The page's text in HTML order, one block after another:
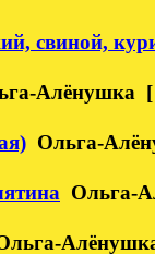
свиной,
Алёнушка [
Ольга-
Ольга-